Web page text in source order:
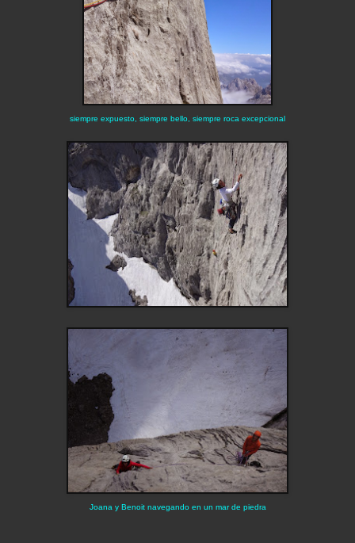
siempre expuesto, siempre bello, siempre roca excepcional
Joana y Benoit navegando en un mar de piedra